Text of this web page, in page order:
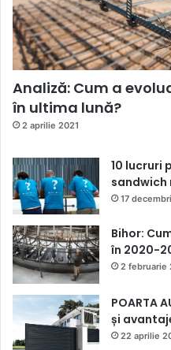
Analiză: Cum a
în ultima lună?
2 aprilie 2021
10 lucruri
sandwich
17
Bihor:
în 2020-
2 februarie
POARTA
și
22 aprilie